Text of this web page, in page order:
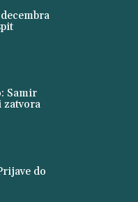
Samir
zatvora
do